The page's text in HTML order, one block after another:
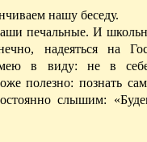
нашу беседу.
печальные. И
надеяться на
в виду: не в
полезно: познать
слышим: